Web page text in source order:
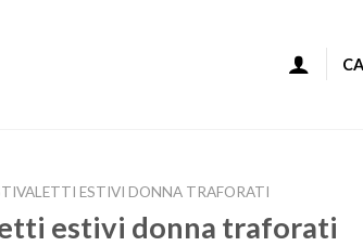
ESTIVI DONNA TRAFORATI
estivi donna traforati